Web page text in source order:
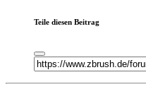
Teile diesen Beitrag